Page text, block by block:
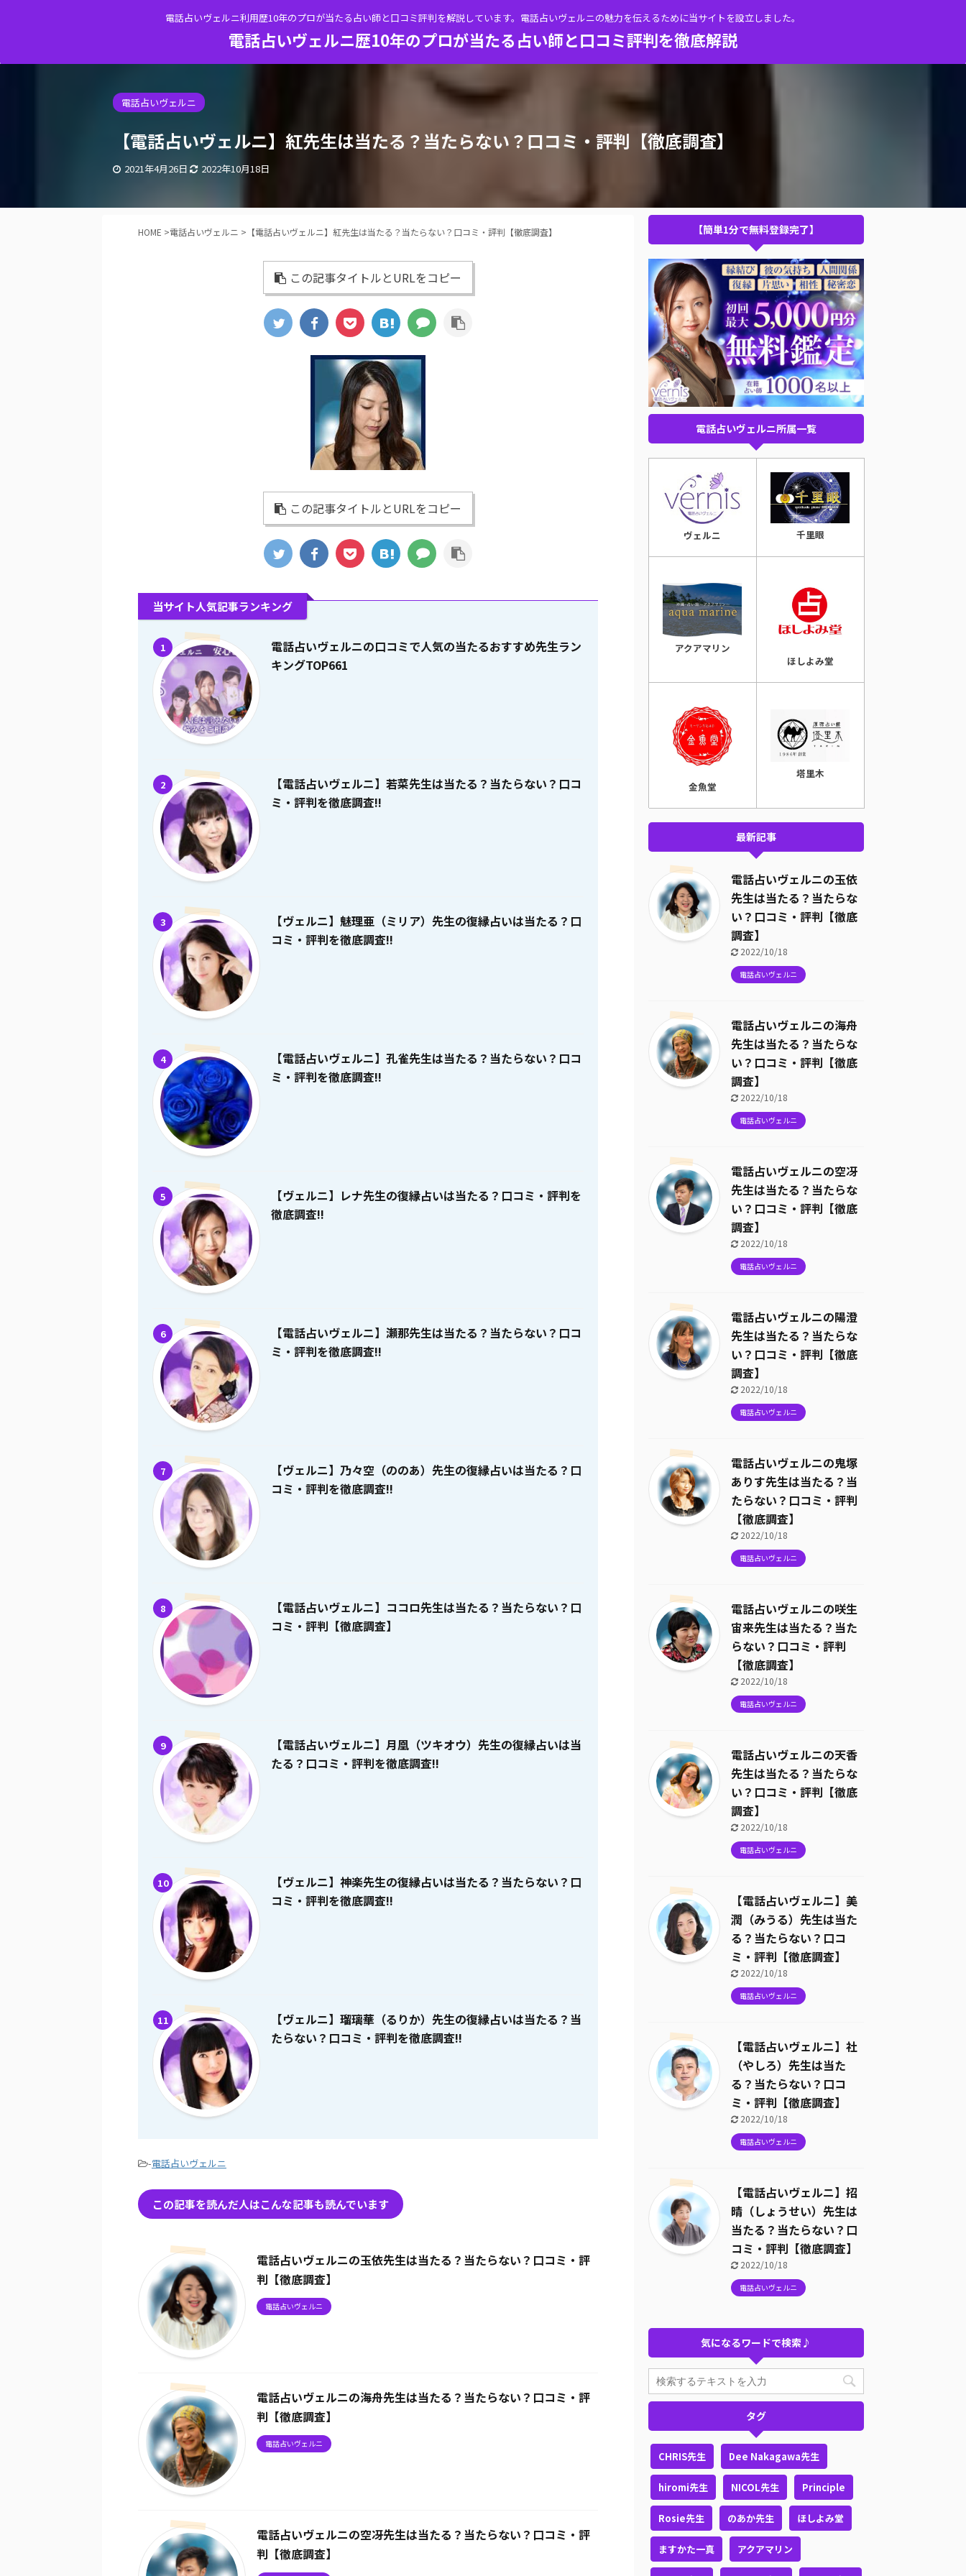
電話占いヴェルニ利用歴10年のプロが当たる占い師と口コミ評判を解説しています。電話占いヴェルニの魅力を伝えるために当サイトを設立しました。
電話占いヴェルニ歴10年のプロが当たる占い師と口コミ評判を徹底解説
電話占いヴェルニ
【電話占いヴェルニ】紅先生は当たる？当たらない？口コミ・評判【徹底調査】
2021年4月26日 2022年10月18日
HOME >電話占いヴェルニ > 【電話占いヴェルニ】紅先生は当たる？当たらない？口コミ・評判【徹底調査】
この記事タイトルとURLをコピー
この記事タイトルとURLをコピー
当サイト人気記事ランキング
1
電話占いヴェルニの口コミで人気の当たるおすすめ先生ラン
キングTOP661
2
【電話占いヴェルニ】若菜先生は当たる？当たらない？口コ
ミ・評判を徹底調査!!
3
【ヴェルニ】魅理亜（ミリア）先生の復縁占いは当たる？口
コミ・評判を徹底調査!!
4
【電話占いヴェルニ】孔雀先生は当たる？当たらない？口コ
ミ・評判を徹底調査!!
5
【ヴェルニ】レナ先生の復縁占いは当たる？口コミ・評判を
徹底調査!!
6
【電話占いヴェルニ】瀬那先生は当たる？当たらない？口コ
ミ・評判を徹底調査!!
7
【ヴェルニ】乃々空（ののあ）先生の復縁占いは当たる？口
コミ・評判を徹底調査!!
8
【電話占いヴェルニ】ココロ先生は当たる？当たらない？口
コミ・評判【徹底調査】
9
【電話占いヴェルニ】月凰（ツキオウ）先生の復縁占いは当
たる？口コミ・評判を徹底調査!!
10
【ヴェルニ】神楽先生の復縁占いは当たる？当たらない？口
コミ・評判を徹底調査!!
11
【ヴェルニ】瑠璃華（るりか）先生の復縁占いは当たる？当
たらない？口コミ・評判を徹底調査!!
-電話占いヴェルニ
この記事を読んだ人はこんな記事も読んでいます
電話占いヴェルニの玉依先生は当たる？当たらない？口コミ・評
判【徹底調査】
電話占いヴェルニ
電話占いヴェルニの海舟先生は当たる？当たらない？口コミ・評
判【徹底調査】
電話占いヴェルニ
電話占いヴェルニの空冴先生は当たる？当たらない？口コミ・評
判【徹底調査】
【簡単1分で無料登録完了】
電話占いヴェルニ所属一覧
ヴェルニ 千里眼
アクアマリン
ほしよみ堂
金魚堂
塔里木
最新記事
電話占いヴェルニの玉依
先生は当たる？当たらな
い？口コミ・評判【徹底
調査】
2022/10/18
電話占いヴェルニ
電話占いヴェルニの海舟
先生は当たる？当たらな
い？口コミ・評判【徹底
調査】
2022/10/18
電話占いヴェルニ
電話占いヴェルニの空冴
先生は当たる？当たらな
い？口コミ・評判【徹底
調査】
2022/10/18
電話占いヴェルニ
電話占いヴェルニの陽澄
先生は当たる？当たらな
い？口コミ・評判【徹底
調査】
2022/10/18
電話占いヴェルニ
電話占いヴェルニの鬼塚
ありす先生は当たる？当
たらない？口コミ・評判
【徹底調査】
2022/10/18
電話占いヴェルニ
電話占いヴェルニの咲生
宙来先生は当たる？当た
らない？口コミ・評判
【徹底調査】
2022/10/18
電話占いヴェルニ
電話占いヴェルニの天香
先生は当たる？当たらな
い？口コミ・評判【徹底
調査】
2022/10/18
電話占いヴェルニ
【電話占いヴェルニ】美
潤（みうる）先生は当た
る？当たらない？口コ
ミ・評判【徹底調査】
2022/10/18
電話占いヴェルニ
【電話占いヴェルニ】社
（やしろ）先生は当た
る？当たらない？口コ
ミ・評判【徹底調査】
2022/10/18
電話占いヴェルニ
【電話占いヴェルニ】招
晴（しょうせい）先生は
当たる？当たらない？口
コミ・評判【徹底調査】
2022/10/18
電話占いヴェルニ
気になるワードで検索♪
タグ
CHRIS先生 Dee Nakagawa先生
hiromi先生 NICOL先生 Principle
Rosie先生 のあか先生 ほしよみ堂
ますかた一真 アクアマリン